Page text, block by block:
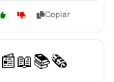
Copiar
📰📖📚🗞️